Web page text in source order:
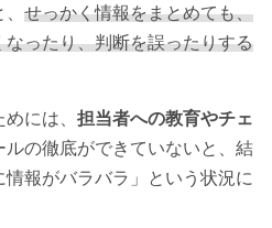
せっかく情報をまとめても、
ったり、判断を誤ったりする
には、 担当者への教育やチェ
ルの徹底ができていないと、結
報がバラバラ」という状況に